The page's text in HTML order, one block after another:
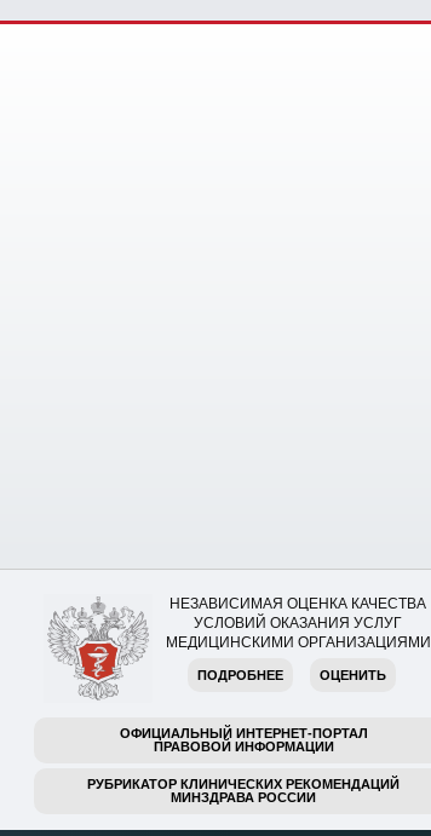
НЕЗАВИСИМАЯ ОЦЕНКА КАЧЕСТВА
УСЛОВИЙ ОКАЗАНИЯ УСЛУГ
МЕДИЦИНСКИМИ ОРГАНИЗАЦИЯМИ
ПОДРОБНЕЕ ОЦЕНИТЬ
ОФИЦИАЛЬНЫЙ ИНТЕРНЕТ-ПОРТАЛ
ПРАВОВОЙ ИНФОРМАЦИИ
РУБРИКАТОР КЛИНИЧЕСКИХ РЕКОМЕНДАЦИЙ
МИНЗДРАВА РОССИИ